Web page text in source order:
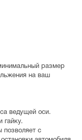
размер
на ваш
ведущей оси.
гайку.
позволяет с